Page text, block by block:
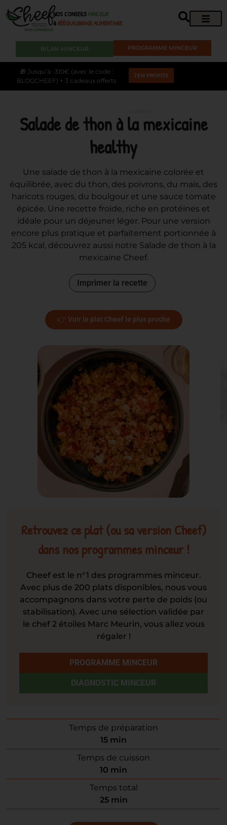
NOS CONSEILS MINCEUR
&RÉÉQUILIBRAGE ALIMENTAIRE
PROGRAMME MINCEUR
BILAN MINCEUR
🎁 Jusqu’à -310€ (avec le code :
BLOGCHEEF) + 3 cadeaux offerts
J'EN PROFITE
Salade de thon à la mexicaine
healthy
Une salade de thon à la mexicaine colorée et
équilibrée, avec du thon, des poivrons, du maïs, des
haricots rouges, du boulgour et une sauce tomate
épicée. Une recette froide, riche en protéines et
idéale pour un déjeuner léger. Pour une version
encore plus pratique et parfaitement portionnée à
205 kcal, découvrez aussi notre Salade de thon à la
mexicaine Cheef.
Imprimer la recette
👉 Voir le plat Cheef le plus proche
Retrouvez ce plat (ou sa version Cheef)
dans nos programmes minceur !
Cheef est le n°1 des programmes minceur.
Avec plus de 200 plats disponibles, nous vous
accompagnons dans votre perte de poids (ou
stabilisation). Avec une sélection validée par
le chef 2 étoiles Marc Meurin, vous allez vous
régaler !
PROGRAMME MINCEUR
DIAGNOSTIC MINCEUR
Temps de préparation
15 min
Temps de cuisson
10 min
Temps total
25 min